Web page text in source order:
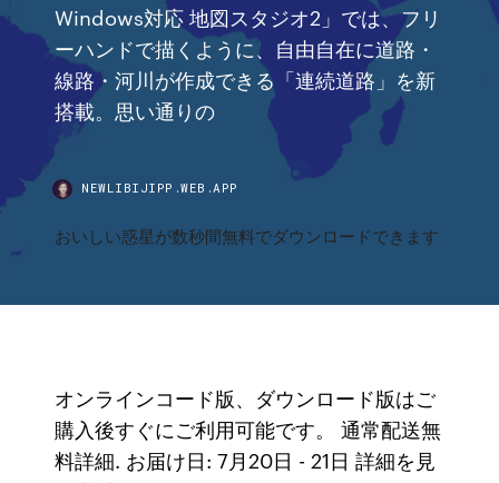
Windows対応 地図スタジオ2」では、フリ
ーハンドで描くように、自由自在に道路・
線路・河川が作成できる「連続道路」を新
搭載。思い通りの
NEWLIBIJIPP.WEB.APP
おいしい惑星が数秒間無料でダウンロードできます
オンラインコード版、ダウンロード版はご
購入後すぐにご利用可能です。 通常配送無
料詳細. お届け日: 7月20日 - 21日 詳細を見